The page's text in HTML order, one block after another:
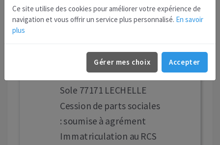
l'administration et la
Gérance : M. FEITO
Anthony 31 rue de la
Sole 77171 LECHELLE
Cession de parts sociales
: soumise à agrément
Immatriculation au RCS
Ce site utilise des cookies pour améliorer votre expérience de
navigation et vous offrir un service plus personnalisé. En savoir
plus
Gérer mes choix Accepter